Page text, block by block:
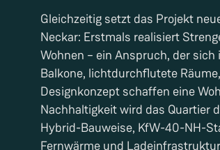
Gleichzeitig setzt das Projekt
Neckar: Erstmals realisiert
Wohnen – ein Anspruch, der
Balkone, lichtdurchflutete
Designkonzept schaffen eine
Nachhaltigkeit wird das Quartier
Hybrid-Bauweise, KfW-40-NH-
Fernwärme und